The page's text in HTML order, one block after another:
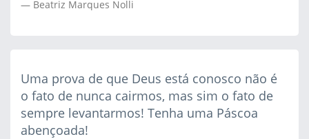
Beatriz Marques Nolli
Uma prova de que Deus está conosco não é
o fato de nunca cairmos, mas sim o fato de
sempre levantarmos! Tenha uma Páscoa
abençoada!